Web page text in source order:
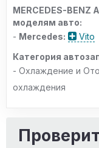
MERCEDES-
моделям авто:
- Mercedes:
Vito
Категория
- Охлаждение и
охлаждения